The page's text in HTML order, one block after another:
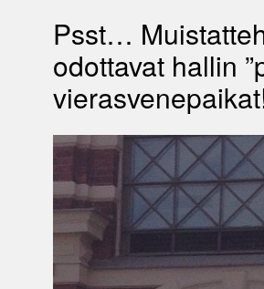
Psst…
odottavat hallin